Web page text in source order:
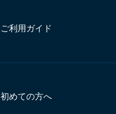
ご利用ガイド
初めての方へ